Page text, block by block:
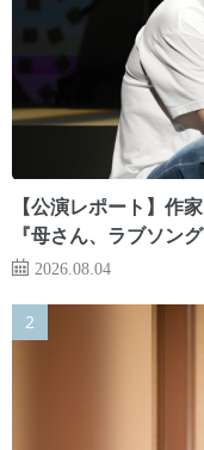
【公演レポート】作
『母さん、ラブソン
2026.08.04